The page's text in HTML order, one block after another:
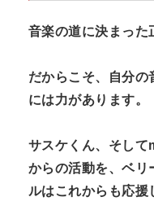
音楽の道に決まった
だからこそ、自分の
には力があります。
サスケくん、そし
からの活動を、ベリ
ルはこれからも応援